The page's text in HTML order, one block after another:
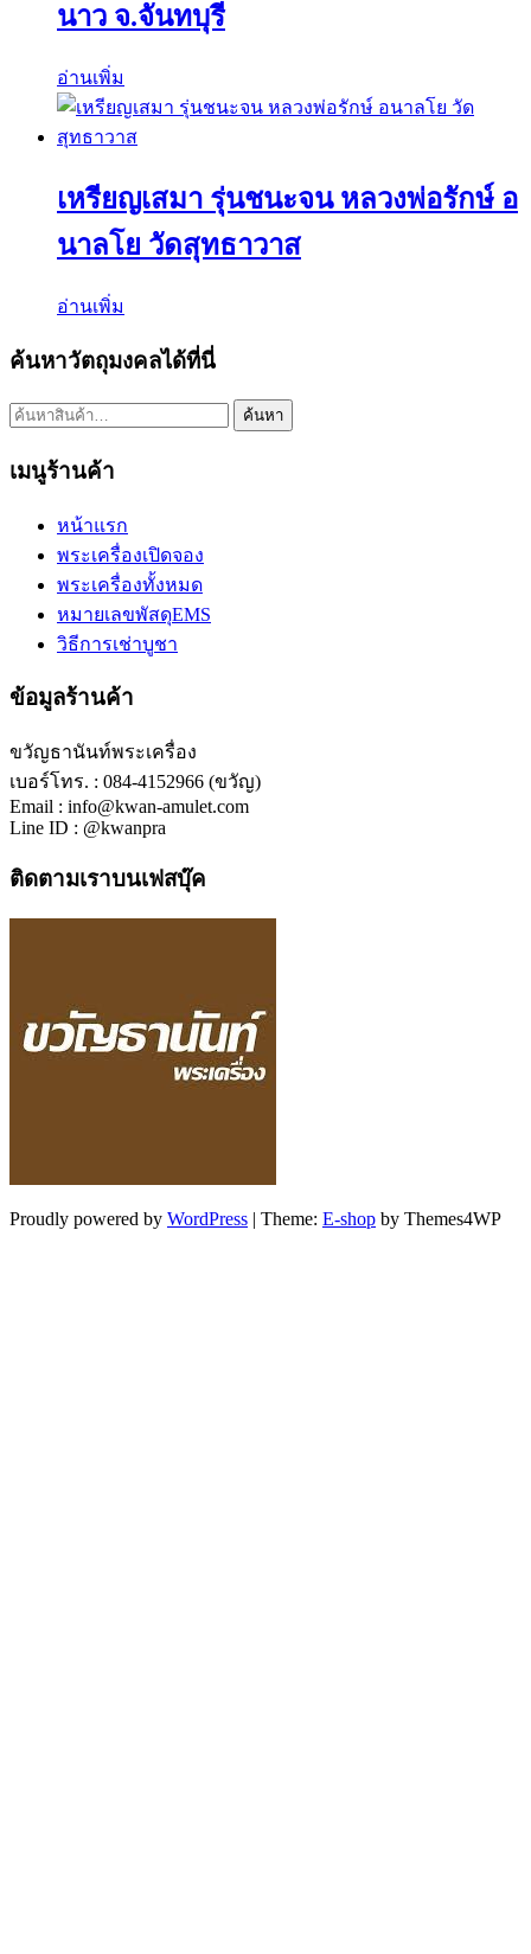
นาว จ.จันทบุรี
อ่านเพิ่ม
เหรียญเสมา รุ่นชนะจน หลวงพ่อรักษ์ อ
นาลโย วัดสุทธาวาส
อ่านเพิ่ม
ค้นหาวัตถุมงคลได้ที่นี่
ค้นหา: ค้นหา
เมนูร้านค้า
หน้าแรก
พระเครื่องเปิดจอง
พระเครื่องทั้งหมด
หมายเลขพัสดุEMS
วิธีการเช่าบูชา
ข้อมูลร้านค้า
ขวัญธานันท์พระเครื่อง
เบอร์โทร. : 084-4152966 (ขวัญ)
Email : info@kwan-amulet.com
Line ID : @kwanpra
ติดตามเราบนเฟสบุ๊ค
Proudly powered by WordPress | Theme: E-shop by Themes4WP